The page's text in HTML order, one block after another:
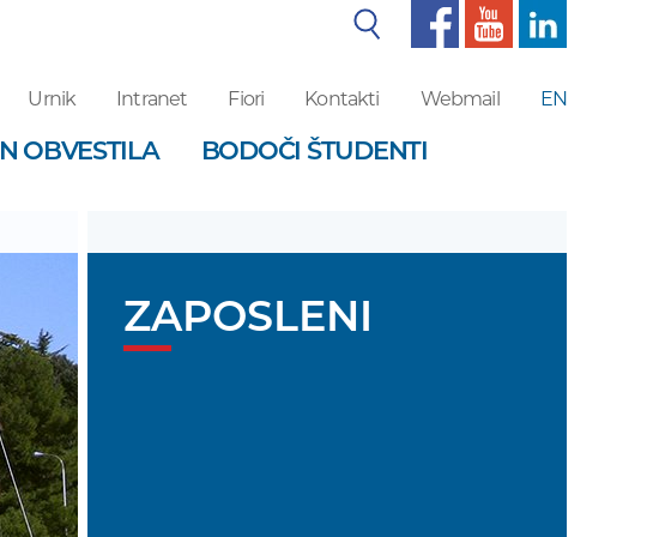
Iskalnik
Urnik Intranet Fiori Kontakti Webmail EN
OBVESTILA BODOČI ŠTUDENTI
ZAPOSLENI